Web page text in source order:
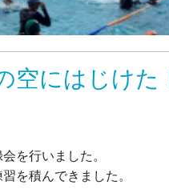
空にはじけた
を行いました。
を積んできました。